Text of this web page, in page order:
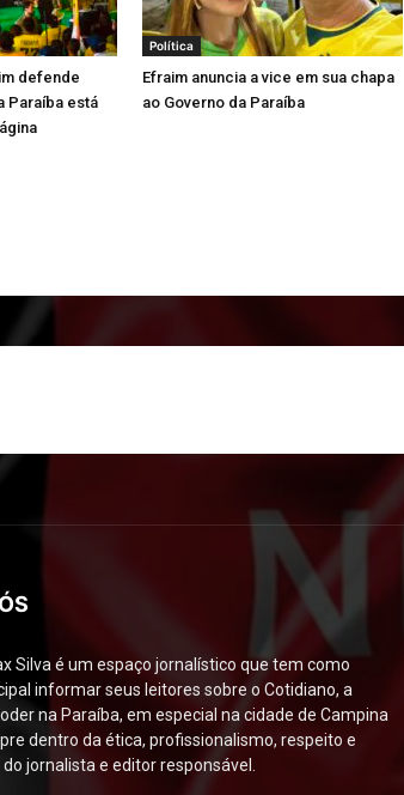
defende
Paraíba está
Política
Efraim anuncia a vice em sua chapa
ao Governo da Paraíba
Silva é um espaço jornalístico que tem como
informar seus leitores sobre o Cotidiano, a
na Paraíba, em especial na cidade de Campina
dentro da ética, profissionalismo, respeito e
jornalista e editor responsável.